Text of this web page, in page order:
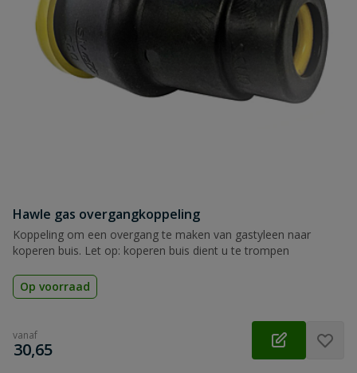
Hawle gas overgangkoppeling
Koppeling om een overgang te maken van gastyleen naar
koperen buis. Let op: koperen buis dient u te trompen
Op voorraad
vanaf
€
30,65